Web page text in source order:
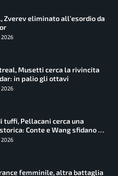
Zverev eliminato all’esordio da
Musetti cerca la rivincita
in palio gli ottavi
tuffi, Pellacani cerca una
Conte e Wang sfidano la
femminile, altra battaglia